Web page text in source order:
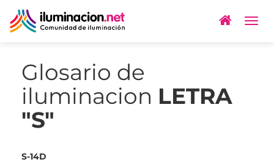
Glosario de
iluminacion LETRA
"S"
S-14D